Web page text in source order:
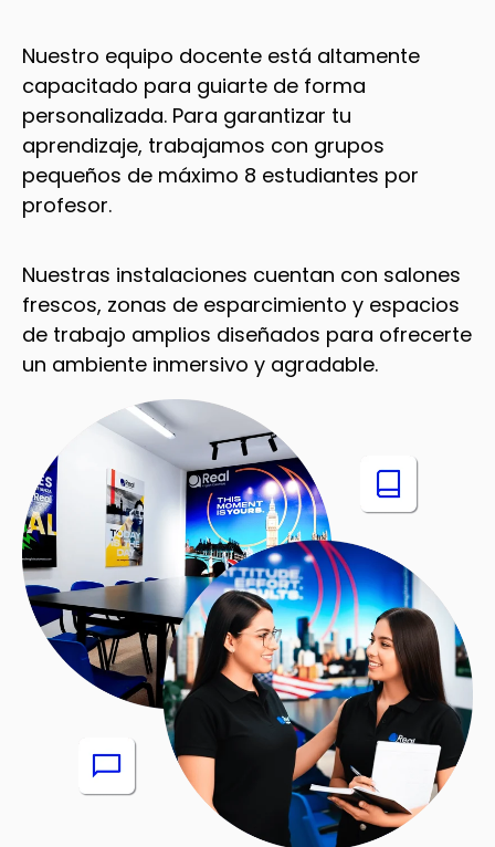
Nuestro equipo docente está altamente
capacitado para guiarte de forma
personalizada. Para garantizar tu
aprendizaje, trabajamos con grupos
pequeños de máximo 8 estudiantes por
profesor.
Nuestras instalaciones cuentan con salones
frescos, zonas de esparcimiento y espacios
de trabajo amplios diseñados para ofrecerte
un ambiente inmersivo y agradable.